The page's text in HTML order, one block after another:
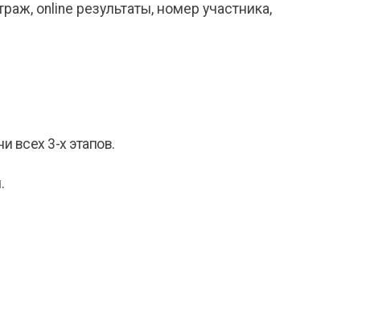
online результаты, номер участника,
всех 3-х этапов.